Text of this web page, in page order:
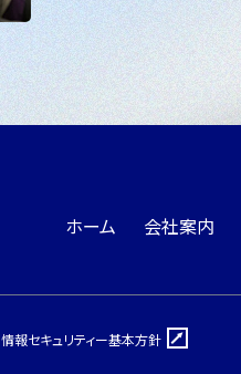
ホーム 会社案内
情報セキュリティー基本方針